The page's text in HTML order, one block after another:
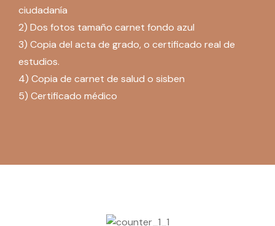
ciudadanía
2) Dos fotos tamaño carnet fondo azul
3) Copia del acta de grado, o certificado real de
estudios.
4) Copia de carnet de salud o sisben
5) Certificado médico